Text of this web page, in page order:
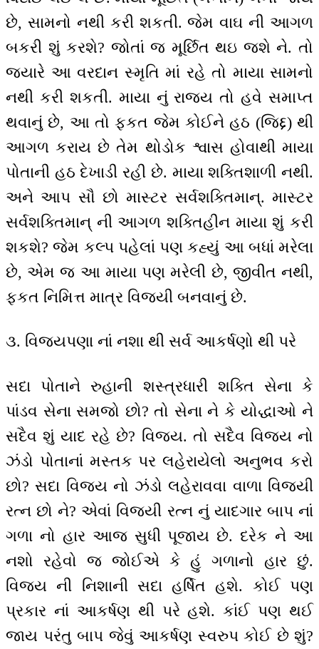
છે, સામનો નથી કરી શકતી. જેમ વાઘ ની આગળ
બકરી શું કરશે? જોતાં જ મૂર્છિત થઇ જશે ને. તો
જ્યારે આ વરદાન સ્મૃતિ માં રહે તો માયા સામનો
નથી કરી શકતી. માયા નું રાજ્ય તો હવે સમાપ્ત
થવાનું છે, આ તો ફકત જેમ કોઈને હઠ (જિદ્દ) થી
આગળ કરાય છે તેમ થોડોક શ્વાસ હોવાથી માયા
પોતાની હઠ દેખાડી રહી છે. માયા શક્તિશાળી નથી.
અને આપ સૌ છો માસ્ટર સર્વશક્તિમાન્. માસ્ટર
સર્વશક્તિમાન્ ની આગળ શક્તિહીન માયા શું કરી
શકશે? જેમ કલ્પ પહેલાં પણ કહ્યું આ બધાં મરેલા
છે, એમ જ આ માયા પણ મરેલી છે, જીવીત નથી,
ફકત નિમિત્ત માત્ર વિજયી બનવાનું છે.
૩. વિજયપણા નાં નશા થી સર્વ આકર્ષણો થી પરે
સદા પોતાને રુહાની શસ્ત્રધારી શક્તિ સેના કે
પાંડવ સેના સમજો છો? તો સેના ને કે યોદ્ધાઓ ને
સદૈવ શું યાદ રહે છે? વિજય. તો સદૈવ વિજય નો
ઝંડો પોતાનાં મસ્તક પર લહેરાયેલો અનુભવ કરો
છો? સદા વિજય નો ઝંડો લહેરાવવા વાળા વિજયી
રત્ન છો ને? એવાં વિજયી રત્ન નું યાદગાર બાપ નાં
ગળા નો હાર આજ સુધી પૂજાય છે. દરેક ને આ
નશો રહેવો જ જોઈએ કે હું ગળાનો હાર છું.
વિજય ની નિશાની સદા હર્ષિત હશે. કોઈ પણ
પ્રકાર નાં આકર્ષણ થી પરે હશે. કાંઈ પણ થઈ
જાય પરંતુ બાપ જેવું આકર્ષણ સ્વરુપ કોઈ છે શું?